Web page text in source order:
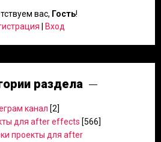
вас, Гость!
Вход
раздела
канал [2]
для after effects [566]
проекты для after